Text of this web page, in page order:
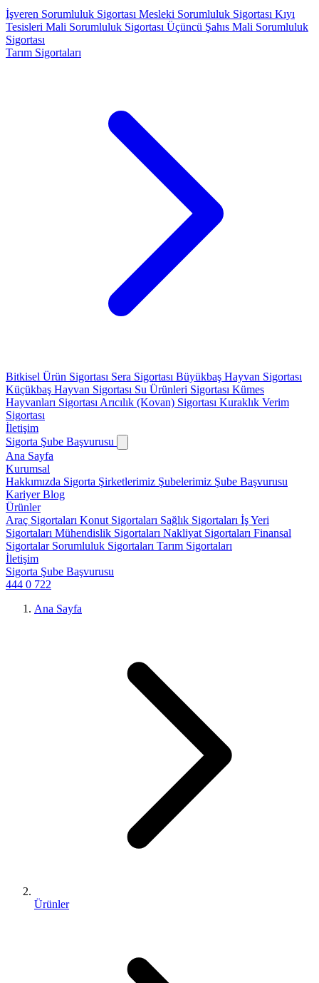
İşveren Sorumluluk Sigortası Mesleki Sorumluluk Sigortası Kıyı
Tesisleri Mali Sorumluluk Sigortası Üçüncü Şahıs Mali Sorumluluk
Sigortası
Tarım Sigortaları
Bitkisel Ürün Sigortası Sera Sigortası Büyükbaş Hayvan Sigortası
Küçükbaş Hayvan Sigortası Su Ürünleri Sigortası Kümes
Hayvanları Sigortası Arıcılık (Kovan) Sigortası Kuraklık Verim
Sigortası
İletişim
Sigorta Şube Başvurusu
Ana Sayfa
Kurumsal
Hakkımızda Sigorta Şirketlerimiz Şubelerimiz Şube Başvurusu
KariyerBlog
Ürünler
Araç Sigortaları Konut Sigortaları Sağlık Sigortaları İş Yeri
Sigortaları Mühendislik Sigortaları Nakliyat Sigortaları Finansal
Sigortalar Sorumluluk Sigortaları Tarım Sigortaları
İletişim
Sigorta Şube Başvurusu
444 0 722
Ana Sayfa
Ürünler